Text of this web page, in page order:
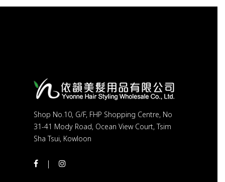
Shop No.10, G/F, FHP Shopping Centre, No
31-41 Mody Road, Ocean View Court, Tsim
Sha Tsui, Kowloon